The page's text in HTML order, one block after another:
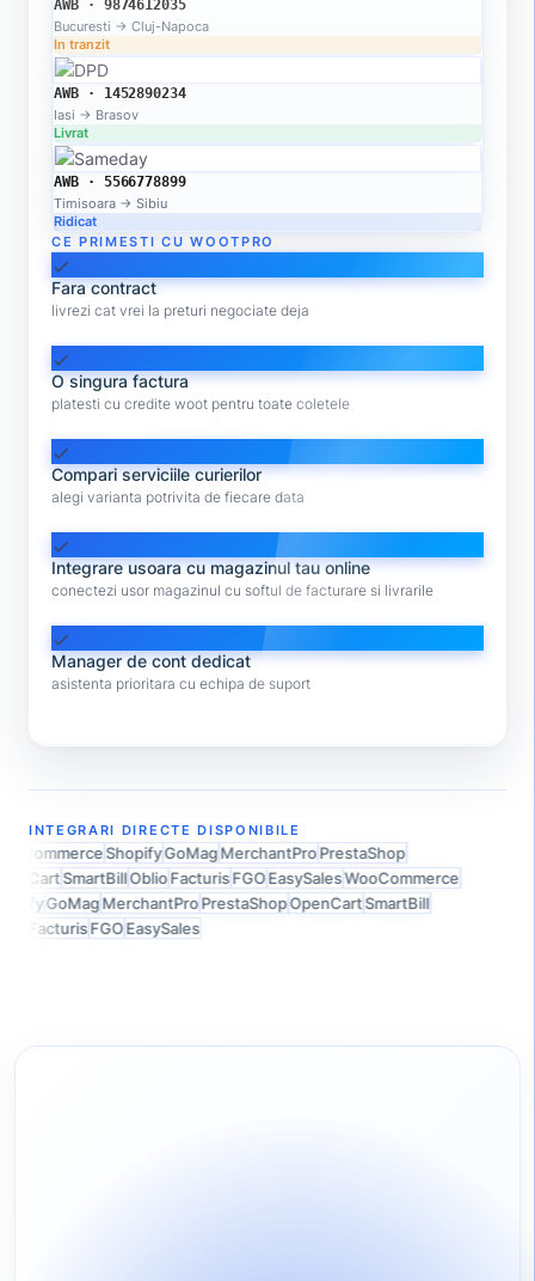
AWB · 9874612035
Bucuresti → Cluj-Napoca
In tranzit
AWB · 1452890234
Iasi → Brasov
Livrat
AWB · 5566778899
Timisoara → Sibiu
Ridicat
CE PRIMESTI CU WOOTPRO
check
Fara contract
livrezi cat vrei la preturi negociate deja
check
O singura factura
platesti cu credite woot pentru toate coletele
check
Compari serviciile curierilor
alegi varianta potrivita de fiecare data
check
Integrare usoara cu magazinul tau online
conectezi usor magazinul cu softul de facturare si livrarile
check
Manager de cont dedicat
asistenta prioritara cu echipa de suport
INTEGRARI DIRECTE DISPONIBILE
ShopifyGoMagMerchantProPrestaShop
SmartBillOblioFacturisFGOEasySalesWooCommerce
GoMagMerchantProPrestaShopOpenCartSmartBill
FacturisFGOEasySales